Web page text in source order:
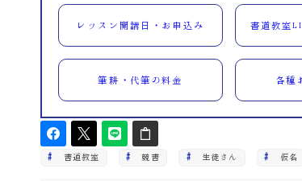
レッスン開講日・お申込み 書道教室
筆耕・代筆の料金 各種
書道教室 競書 生徒さん 仮名